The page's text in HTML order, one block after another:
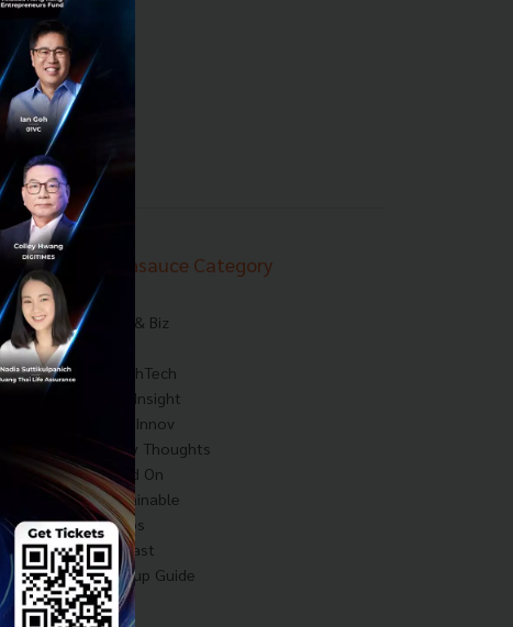
Techsauce Category
News
Tech & Biz
HealthTech
Exec Insight
Corp Innov
Saucy Thoughts
Based On
Sustainable
Videos
Podcast
Startup Guide